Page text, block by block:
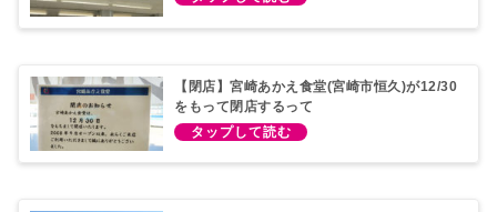
【閉店】宮崎あかえ食堂(宮崎市恒久)が12/30
をもって閉店するって